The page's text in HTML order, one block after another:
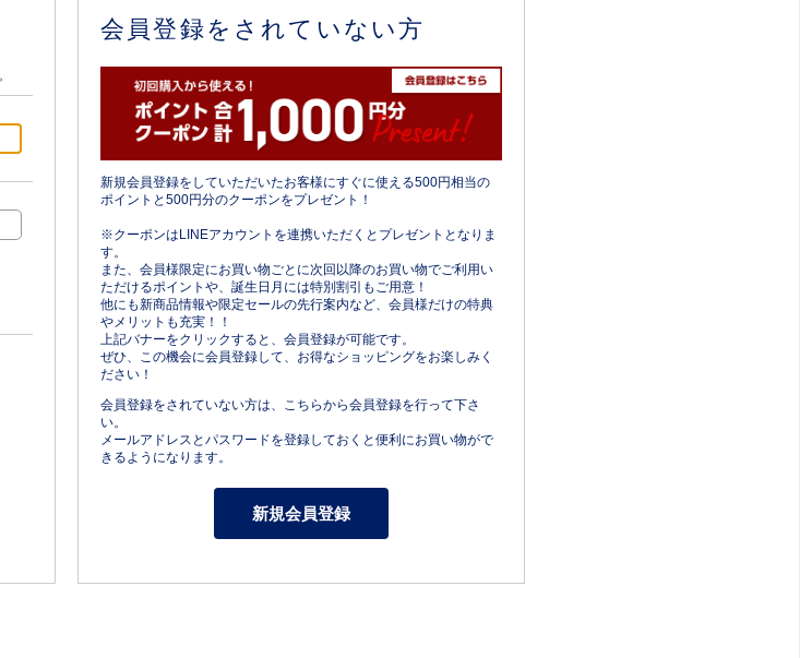
会員登録をされていない方
新規会員登録をしていただいたお客様にすぐに使える500円相当の
ポイントと500円分のクーポンをプレゼント！
※クーポンはLINEアカウントを連携いただくとプレゼントとなりま
す。
また、会員様限定にお買い物ごとに次回以降のお買い物でご利用い
ただけるポイントや、誕生日月には特別割引もご用意！
他にも新商品情報や限定セールの先行案内など、会員様だけの特典
やメリットも充実！！
上記バナーをクリックすると、会員登録が可能です。
ぜひ、この機会に会員登録して、お得なショッピングをお楽しみく
ださい！
会員登録をされていない方は、こちらから会員登録を行って下さ
い。
メールアドレスとパスワードを登録しておくと便利にお買い物がで
きるようになります。